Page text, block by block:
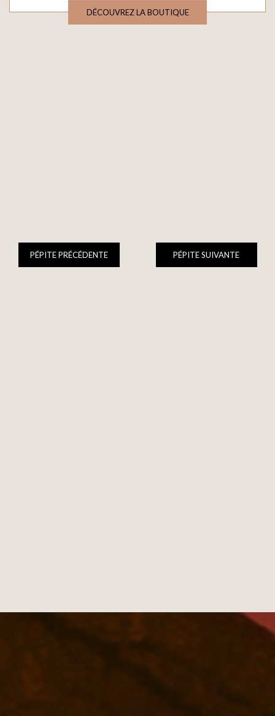
DÉCOUVREZ LA BOUTIQUE
PÉPITE PRÉCÉDENTE PÉPITE SUIVANTE